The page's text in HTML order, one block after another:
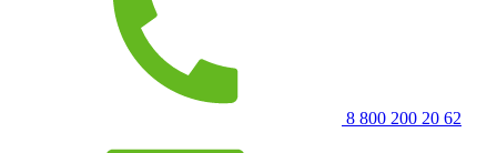
8 800 200 20 62